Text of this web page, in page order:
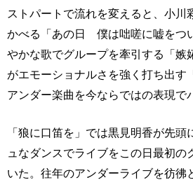
ストパートで流れを変えると、小川
かべる「あの日 僕は咄嗟に嘘をつ
やかな歌でグループを牽引する「嫉
がエモーショナルさを強く打ち出す
アンダー楽曲を今ならではの表現で
「狼に口笛を」では黒見明香が先
ュなダンスでライブをこの日最初の
いた。往年のアンダーライブを彷彿